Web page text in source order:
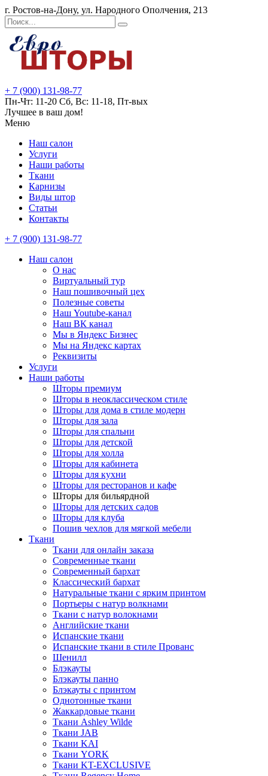
г. Ростов-на-Дону, ул. Народного Ополчения, 213
+ 7 (900) 131-98-77
Пн-Чт: 11-20 Сб, Вс: 11-18, Пт-вых
Лучшее в ваш дом!
Меню
Наш салон
Услуги
Наши работы
Ткани
Карнизы
Виды штор
Статьи
Контакты
+ 7 (900) 131-98-77
Наш салон
О нас
Виртуальный тур
Наш пошивочный цех
Полезные советы
Наш Youtube-канал
Наш ВК канал
Мы в Яндекс Бизнес
Мы на Яндекс картах
Реквизиты
Услуги
Наши работы
Шторы премиум
Шторы в неоклассическом стиле
Шторы для дома в стиле модерн
Шторы для зала
Шторы для спальни
Шторы для детской
Шторы для холла
Шторы для кабинета
Шторы для кухни
Шторы для ресторанов и кафе
Шторы для бильярдной
Шторы для детских садов
Шторы для клуба
Пошив чехлов для мягкой мебели
Ткани
Ткани для онлайн заказа
Современные ткани
Современный бархат
Классический бархат
Натуральные ткани с ярким принтом
Портьеры с натур волкнами
Ткани с натур волокнами
Английские ткани
Испанские ткани
Испанские ткани в стиле Прованс
Шенилл
Блэкауты
Блэкауты панно
Блэкауты с принтом
Однотонные ткани
Жаккардовые ткани
Ткани Ashley Wilde
Ткани JAB
Ткани KAI
Ткани YORK
Ткани KT-EXCLUSIVE